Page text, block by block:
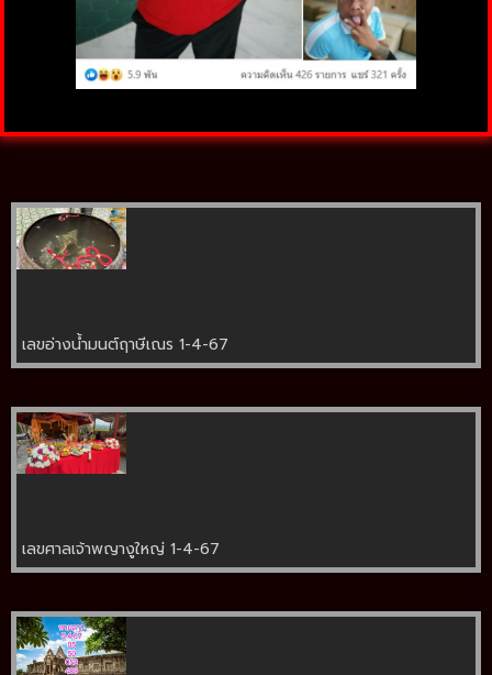
เลขอ่างน้ำมนต์ฤาษีเณร 1-4-67
เลขศาลเจ้าพญางูใหญ่ 1-4-67